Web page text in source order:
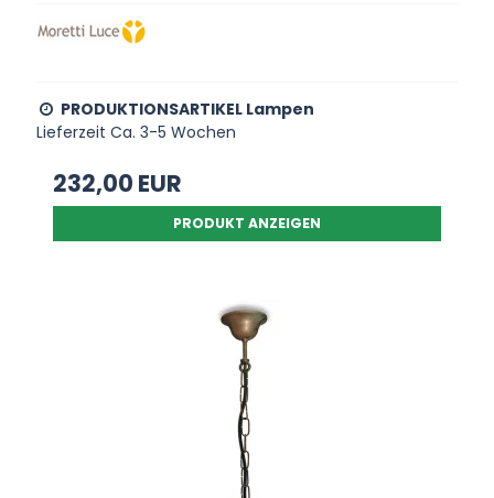
PRODUKTIONSARTIKEL Lampen
Lieferzeit Ca. 3-5 Wochen
232,00 EUR
PRODUKT ANZEIGEN